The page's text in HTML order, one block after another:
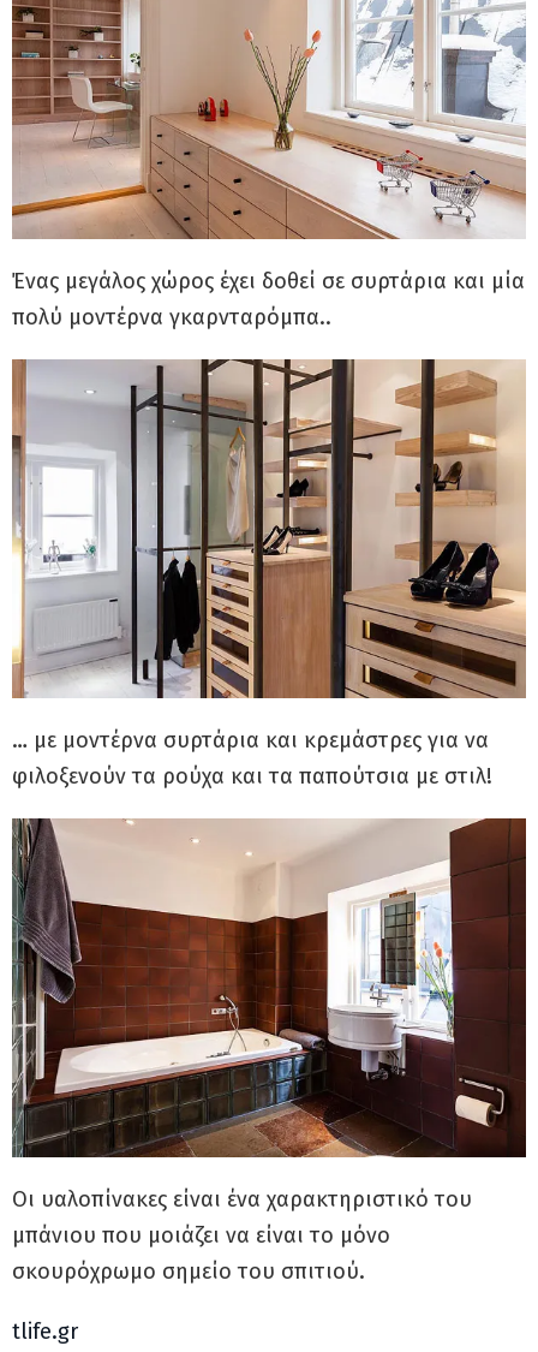
Ένας μεγάλος χώρος έχει δοθεί σε συρτάρια και μία
πολύ μοντέρνα γκαρνταρόμπα..
… με μοντέρνα συρτάρια και κρεμάστρες για να
φιλοξενούν τα ρούχα και τα παπούτσια με στιλ!
Οι υαλοπίνακες είναι ένα χαρακτηριστικό του
μπάνιου που μοιάζει να είναι το μόνο
σκουρόχρωμο σημείο του σπιτιού.
tlife.gr